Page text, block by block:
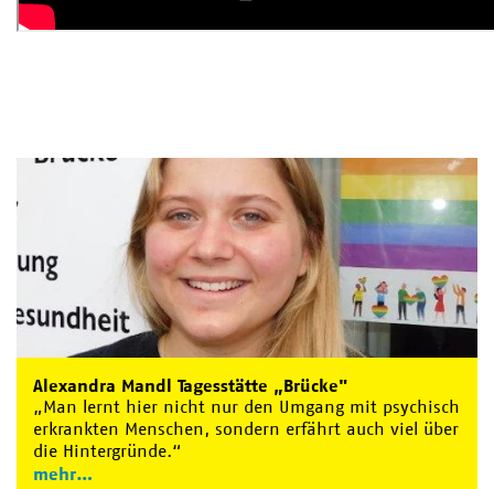
Alexandra Mandl Tagesstätte „Brücke"
„Man lernt hier nicht nur den Umgang mit psychisch
erkrankten Menschen, sondern erfährt auch viel über
die Hintergründe.“
mehr